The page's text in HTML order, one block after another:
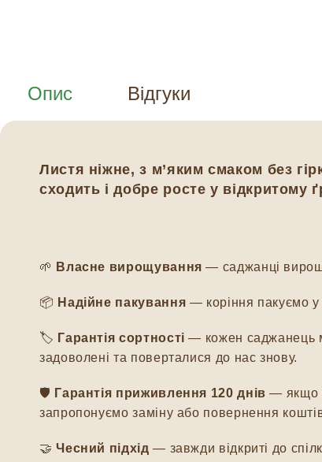
Опис Відгуки
Листя ніжне, з м’яким смаком без
сходить і добре росте у відкритому
🌱 Власне вирощування — саджанці
📦 Надійне пакування — коріння пакуємо
🏷️ Гарантія сортності — кожен саджанець
задоволені та поверталися до нас знову.
🛡️ Гарантія приживлення 120 днів — якщо
запропонуємо заміну або повернення
🤝Чесний підхід — завжди відкриті до